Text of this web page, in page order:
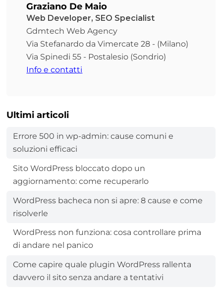
Graziano De Maio
Web Developer, SEO Specialist
Gdmtech Web Agency
Via Stefanardo da Vimercate 28 - (Milano)
Via Spinedi 55 - Postalesio (Sondrio)
Info e contatti
Ultimi articoli
Errore 500 in wp-admin: cause comuni e
soluzioni efficaci
Sito WordPress bloccato dopo un
aggiornamento: come recuperarlo
WordPress bacheca non si apre: 8 cause e come
risolverle
WordPress non funziona: cosa controllare prima
di andare nel panico
Come capire quale plugin WordPress rallenta
davvero il sito senza andare a tentativi